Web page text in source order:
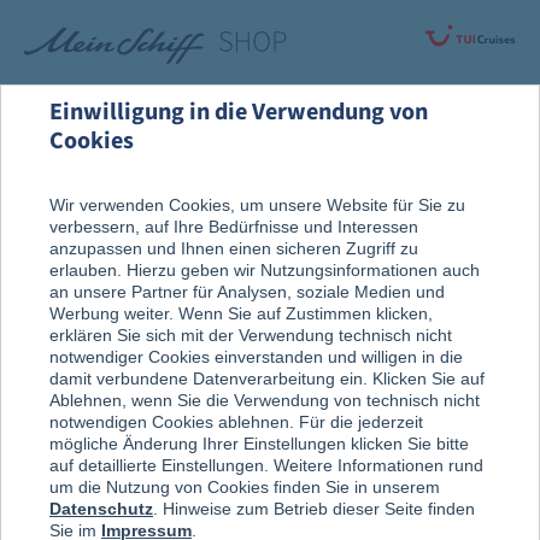
Rund um die Kreuzfahrt
Vor der Reise
Reise, Ausflug & An Bord
Einwilligung in die Verwendung von
Cookies
Wir verwenden Cookies, um unsere Website für Sie zu
verbessern, auf Ihre Bedürfnisse und Interessen
anzupassen und Ihnen einen sicheren Zugriff zu
erlauben. Hierzu geben wir Nutzungsinformationen auch
an unsere Partner für Analysen, soziale Medien und
Werbung weiter. Wenn Sie auf Zustimmen klicken,
erklären Sie sich mit der Verwendung technisch nicht
notwendiger Cookies einverstanden und willigen in die
damit verbundene Datenverarbeitung ein. Klicken Sie auf
Ablehnen, wenn Sie die Verwendung von technisch nicht
notwendigen Cookies ablehnen. Für die jederzeit
mögliche Änderung Ihrer Einstellungen klicken Sie bitte
auf detaillierte Einstellungen. Weitere Informationen rund
um die Nutzung von Cookies finden Sie in unserem
Datenschutz . Hinweise zum Betrieb dieser Seite finden
Sie im Impressum